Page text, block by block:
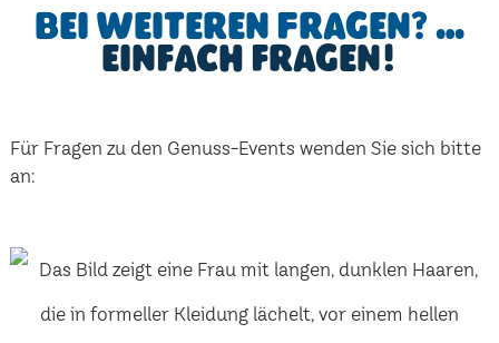
Bei weiteren Fragen? …
einfach fragen!
Für Fragen zu den Genuss-Events wenden Sie sich bitte
an: